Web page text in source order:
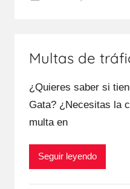
Multas de
¿Quieres saber ѕi
Gata? ¿Necesitas la
multa en
Seguir leyendo